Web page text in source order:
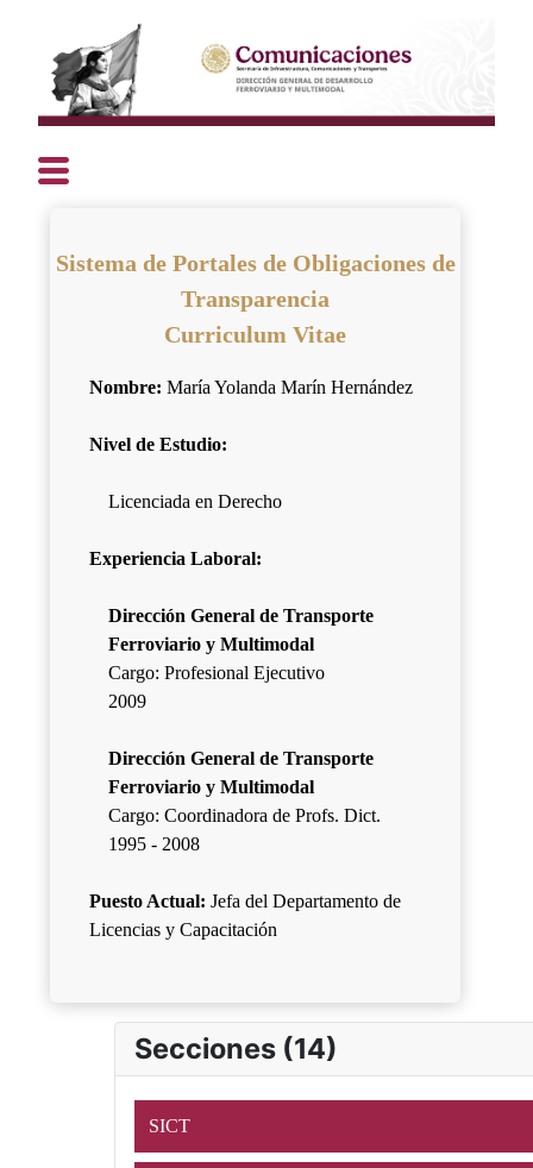
Sistema de Portales de Obligaciones de
Transparencia
Curriculum Vitae
Nombre: María Yolanda Marín Hernández
Nivel de Estudio:
Licenciada en Derecho
Experiencia Laboral:
Dirección General de Transporte
Ferroviario y Multimodal
Cargo: Profesional Ejecutivo
2009
Dirección General de Transporte
Ferroviario y Multimodal
Cargo: Coordinadora de Profs. Dict.
1995 - 2008
Puesto Actual: Jefa del Departamento de
Licencias y Capacitación
Secciones (14)
SICT